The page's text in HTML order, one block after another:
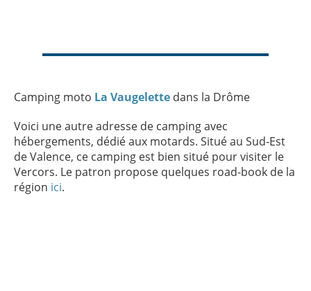
Camping moto La Vaugelette dans la Drôme
Voici une autre adresse de camping avec
hébergements, dédié aux motards. Situé au Sud-Est
de Valence, ce camping est bien situé pour visiter le
Vercors. Le patron propose quelques road-book de la
région ici.